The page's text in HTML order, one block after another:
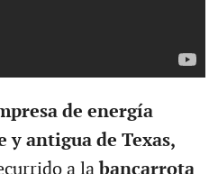
de energía
y antigua de Texas,
a labancarrota